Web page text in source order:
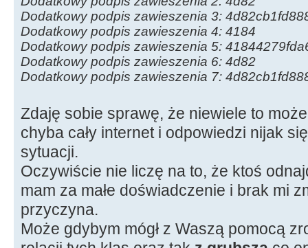
Dodatkowy podpis zawieszenia 3:
Dodatkowy podpis zawieszenia 4: 4184
Dodatkowy podpis zawieszenia 5:
Dodatkowy podpis zawieszenia 6: 4d82
Dodatkowy podpis zawieszenia 7:
Zdaję sobie sprawę, że niewiele to
chyba cały internet i odpowiedzi nijak
sytuacji.
Oczywiście nie liczę na to, że ktoś
mam za małe doświadczenie i brak mi
przyczyna.
Może gdybym mógł z Waszą pomocą